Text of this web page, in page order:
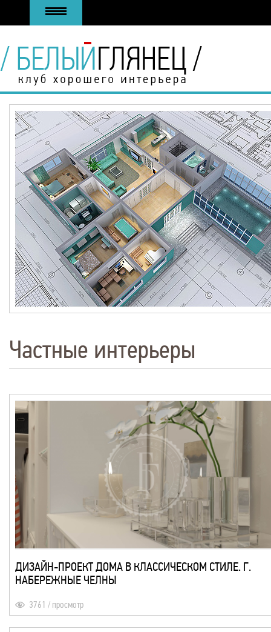
Частные интерьеры
ДИЗАЙН-ПРОЕКТ ДОМА В КЛАССИЧЕСКОМ СТИЛЕ. Г.
НАБЕРЕЖНЫЕ ЧЕЛНЫ
3761 / просмотр